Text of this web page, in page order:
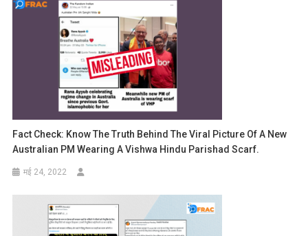
Fact Check: Know The Truth Behind The Viral Picture Of A New
Australian PM Wearing A Vishwa Hindu Parishad Scarf.
मई 24, 2022